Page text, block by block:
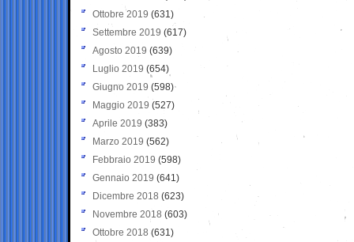
Ottobre 2019 (631)
Settembre 2019 (617)
Agosto 2019 (639)
Luglio 2019 (654)
Giugno 2019 (598)
Maggio 2019 (527)
Aprile 2019 (383)
Marzo 2019 (562)
Febbraio 2019 (598)
Gennaio 2019 (641)
Dicembre 2018 (623)
Novembre 2018 (603)
Ottobre 2018 (631)